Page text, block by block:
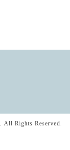
. All Rights Reserved.